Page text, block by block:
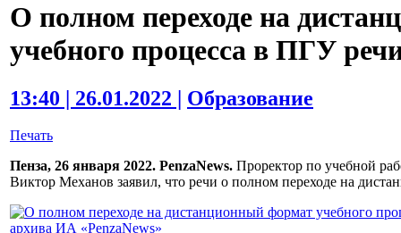
О полном переходе на
учебного процесса в ПГУ
13:40 | 26.01.2022 | Образование
Печать
Пенза, 26 января 2022. PenzaNews. Проректор по учебной
Виктор Механов заявил, что речи о полном переходе на